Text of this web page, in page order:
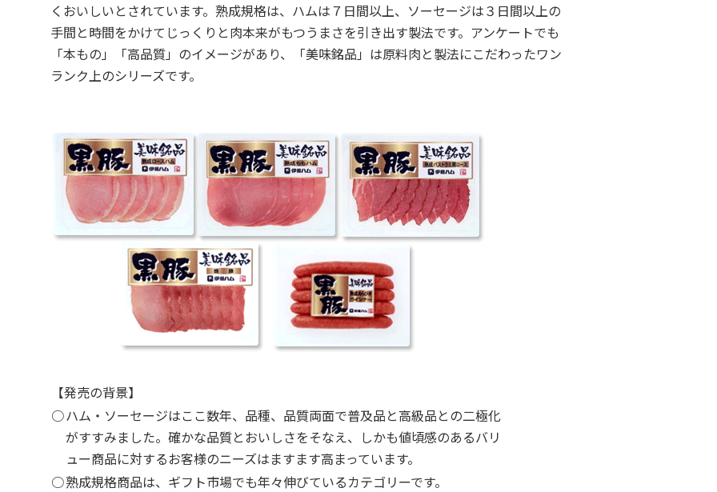
くおいしいとされています。熟成規格は、ハムは７日間以上、ソーセージは３日間以上の
手間と時間をかけてじっくりと肉本来がもつうまさを引き出す製法です。アンケートでも
「本もの」「高品質」のイメージがあり、「美味銘品」は原料肉と製法にこだわったワン
ランク上のシリーズです。
【発売の背景】
○ハム・ソーセージはここ数年、品種、品質両面で普及品と高級品との二極化
がすすみました。確かな品質とおいしさをそなえ、しかも値頃感のあるバリ
ュー商品に対するお客様のニーズはますます高まっています。
○熟成規格商品は、ギフト市場でも年々伸びているカテゴリーです。